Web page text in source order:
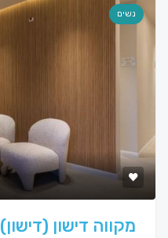
נשים
מקווה דישון (דישון)